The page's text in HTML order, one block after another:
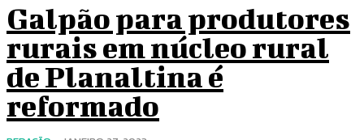
Galpão para produtores
rurais em núcleo rural
de Planaltina é
reformado